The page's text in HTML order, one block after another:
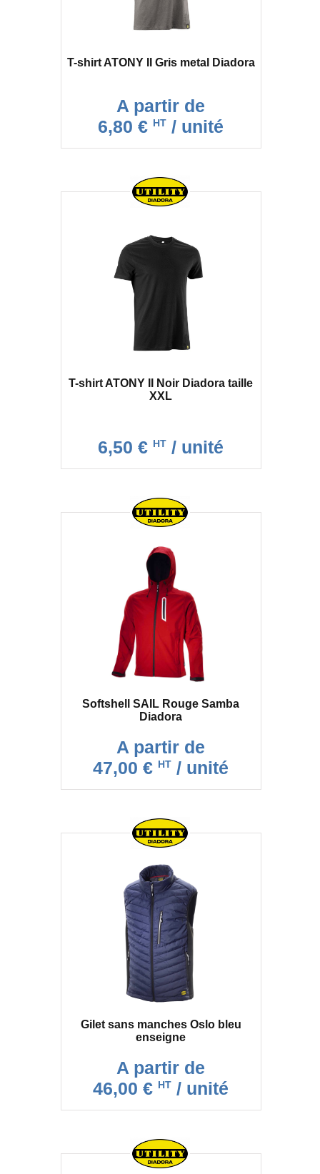
T-shirt ATONY II Gris metal Diadora
A partir de
6,80 € HT / unité
T-shirt ATONY II Noir Diadora taille
XXL
6,50 € HT / unité
Softshell SAIL Rouge Samba
Diadora
A partir de
47,00 € HT / unité
Gilet sans manches Oslo bleu
enseigne
A partir de
46,00 € HT / unité